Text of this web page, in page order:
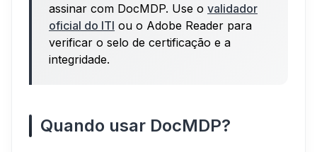
assinar com DocMDP. Use o validador
oficial do ITI ou o Adobe Reader para
verificar o selo de certificação e a
integridade.
Quando usar DocMDP?